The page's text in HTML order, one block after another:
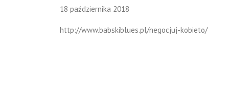
18 października 2018
http://www.babskiblues.pl/negocjuj-kobieto/